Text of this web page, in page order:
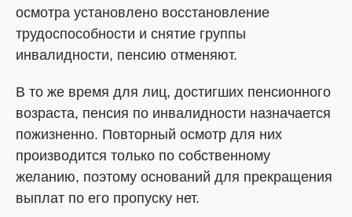
осмотра установлено восстановление
трудоспособности и снятие группы
инвалидности, пенсию отменяют.
В то же время для лиц, достигших пенсионного
возраста, пенсия по инвалидности назначается
пожизненно. Повторный осмотр для них
производится только по собственному
желанию, поэтому оснований для прекращения
выплат по его пропуску нет.